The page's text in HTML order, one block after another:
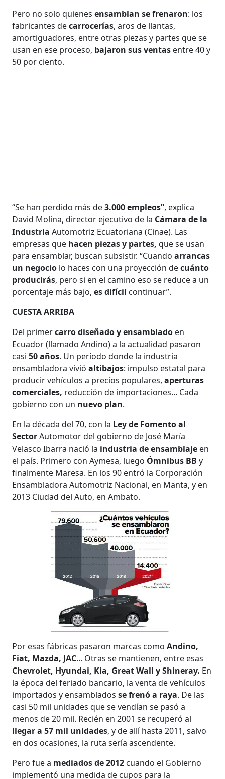
Pero no solo quienesensamblan se frenaron: los
fabricantes decarrocerías, aros de llantas,
amortiguadores, entre otras piezas y partes que se
usan en ese proceso, bajaron sus ventas entre 40 y
50 por ciento.
“Se han perdido más de3.000 empleos”, explica
David Molina, director ejecutivo de la Cámara de la
Industria Automotriz Ecuatoriana (Cinae). Las
empresas que hacen piezas y partes, que se usan
para ensamblar, buscan subsistir. “Cuando arrancas
un negocio lo haces con una proyección decuánto
producirás, pero si en el camino eso se reduce a un
porcentaje más bajo,es difícil continuar”.
CUESTA ARRIBA
Del primercarro diseñado y ensamblado en
Ecuador (llamado Andino) a la actualidad pasaron
casi 50 años. Un período donde la industria
ensambladora vivióaltibajos: impulso estatal para
producir vehículos a precios populares,aperturas
comerciales, reducción de importaciones... Cada
gobierno con un nuevo plan.
En la década del 70, con la Ley de Fomento al
SectorAutomotor del gobierno de José María
Velasco Ibarra nació la industria de ensamblaje en
el país. Primero con Aymesa, luego Ómnibus BB y
finalmente Maresa. En los 90 entró la Corporación
Ensambladora Automotriz Nacional, en Manta, y en
2013 Ciudad del Auto, en Ambato.
Por esas fábricas pasaron marcas comoAndino,
Fiat, Mazda, JAC... Otras se mantienen, entre esas
Chevrolet, Hyundai, Kia, Great Wall y Shineray. En
la época del feriado bancario, la venta de vehículos
importados y ensambladosse frenó a raya. De las
casi 50 mil unidades que se vendían se pasó a
menos de 20 mil. Recién en 2001 se recuperó al
llegar a 57 mil unidades, y de allí hasta 2011, salvo
en dos ocasiones, la ruta sería ascendente.
Pero fue a mediados de 2012 cuando el Gobierno
implementó una medida de cupos para la